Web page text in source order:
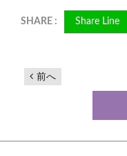
Share Line
前へ